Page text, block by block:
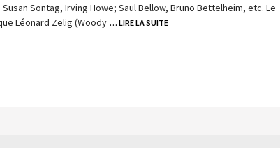
Sontag, Irving Howe; Saul Bellow, Bruno Bettelheim, etc. Le
Léonard Zelig (Woody … LIRE LA SUITE